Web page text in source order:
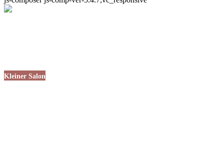
Kleiner Salon